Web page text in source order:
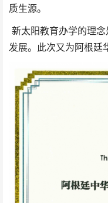
质生源。
新太阳教育办学的理
发展。此次又为阿根廷